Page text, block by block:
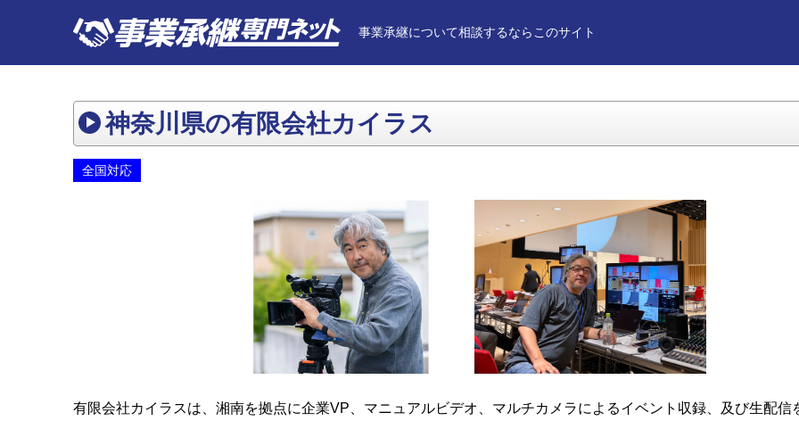
事業承継について相談するならこのサイト
神奈川県の有限会社カイラス
全国対応
有限会社カイラスは、湘南を拠点に企業VP、マニュアルビデオ、マルチカメラによるイベント収録、及び生配信